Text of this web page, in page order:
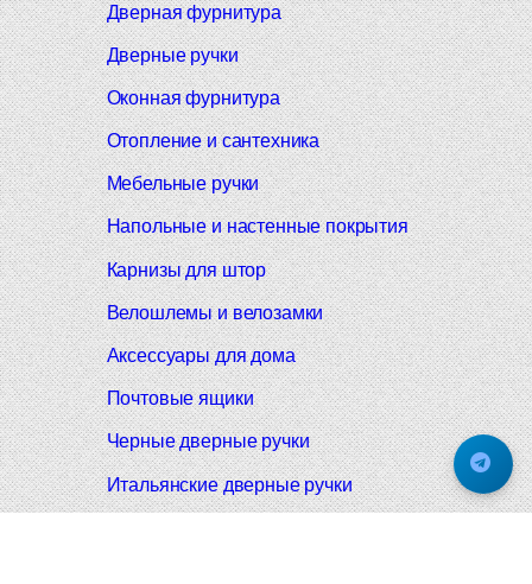
Дверная фурнитура
Дверные ручки
Оконная фурнитура
Отопление и сантехника
Мебельные ручки
Напольные и настенные покрытия
Карнизы для штор
Велошлемы и велозамки
Аксессуары для дома
Почтовые ящики
Черные дверные ручки
Итальянские дверные ручки